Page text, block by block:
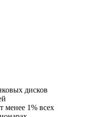
дисков
менее 1% всех